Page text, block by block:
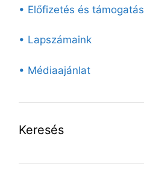
• Előfizetés és támogatás
• Lapszámaink
• Médiaajánlat
Keresés